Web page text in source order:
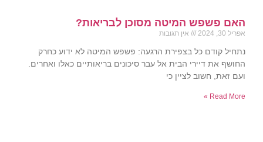
האם פשפש המיטה מסוכן לבריאות?
אפריל 30, 2024 אין תגובות
נתחיל קודם כל בצפירת הרגעה: פשפש המיטה לא ידוע כחרק
החושף את דיירי הבית אל עבר סיכונים בריאותיים כאלו ואחרים.
ועם זאת, חשוב לציין כי
Read More »